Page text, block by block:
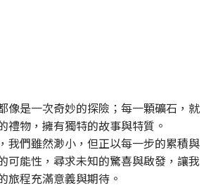
像是一次奇妙的探險；每一顆礦石，就
禮物，擁有獨特的故事與特質。
我們雖然渺小，但正以每一步的累積與
可能性，尋求未知的驚喜與啟發，讓我
旅程充滿意義與期待。